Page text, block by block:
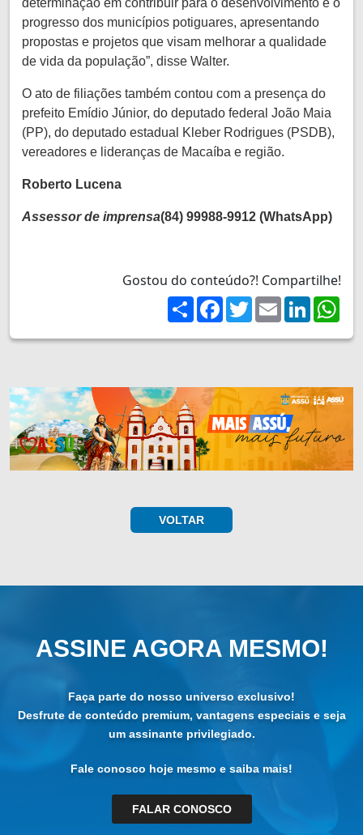
determinação em contribuir para o desenvolvimento e o
progresso dos municípios potiguares, apresentando
propostas e projetos que visam melhorar a qualidade
de vida da população”, disse Walter.
O ato de filiações também contou com a presença do
prefeito Emídio Júnior, do deputado federal João Maia
(PP), do deputado estadual Kleber Rodrigues (PSDB),
vereadores e lideranças de Macaíba e região.
Roberto Lucena
Assessor de imprensa(84) 99988-9912 (WhatsApp)
Gostou do conteúdo?! Compartilhe!
ShareFacebook
TwitterEmailLinkedIn
VOLTAR
ASSINE AGORA MESMO!
Faça parte do nosso universo exclusivo!
Desfrute de conteúdo premium, vantagens especiais e seja
um assinante privilegiado.
Fale conosco hoje mesmo e saiba mais!
FALAR CONOSCO